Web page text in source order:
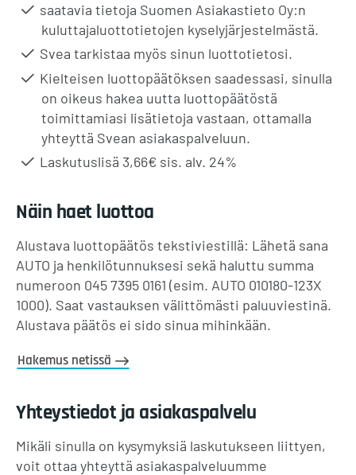
saatavia tietoja Suomen Asiakastieto Oy:n
kuluttajaluottotietojen kyselyjärjestelmästä.
Svea tarkistaa myös sinun luottotietosi.
Kielteisen luottopäätöksen saadessasi, sinulla
on oikeus hakea uutta luottopäätöstä
toimittamiasi lisätietoja vastaan, ottamalla
yhteyttä Svean asiakaspalveluun.
Laskutuslisä 3,66€ sis. alv. 24%
Näin haet luottoa
Alustava luottopäätös tekstiviestillä: Lähetä sana
AUTO ja henkilötunnuksesi sekä haluttu summa
numeroon 045 7395 0161 (esim. AUTO 010180-123X
1000). Saat vastauksen välittömästi paluuviestinä.
Alustava päätös ei sido sinua mihinkään.
Hakemus netissä
Yhteystiedot ja asiakaspalvelu
Mikäli sinulla on kysymyksiä laskutukseen liittyen,
voit ottaa yhteyttä asiakaspalveluumme